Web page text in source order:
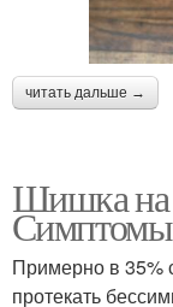
читать дальше →
Шишка на
Примерно в 35%
протекать